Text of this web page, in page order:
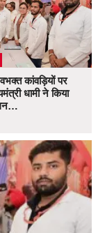
कांवड़ियों पर
धामी ने किया